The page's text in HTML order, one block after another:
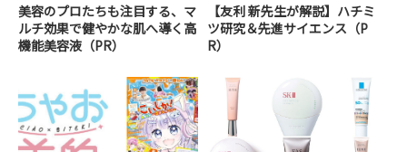
美容のプロたちも注目する、マ
ルチ効果で健やかな肌へ導く高
機能美容液（PR）
【友利 新先生が解説】ハチミ
ツ研究＆先進サイエンス（P
R）